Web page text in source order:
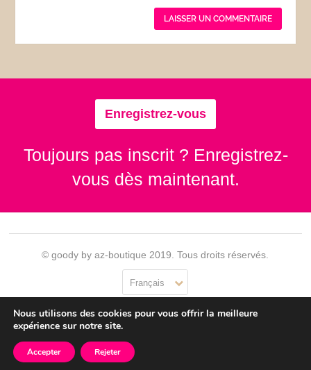
Enregistrez-vous
Toujours pas inscrit ? Enregistrez-
vous dès maintenant.
© goody by az-boutique 2019. Tous droits réservés.
Français
Contact Se connecter Confidentialité CGU
Nous utilisons des cookies pour vous offrir la meilleure
expérience sur notre site.
Accepter Rejeter